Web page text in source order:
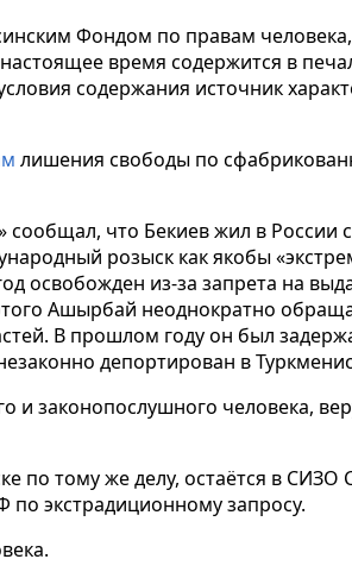
Фондом по правам
время содержится в
содержания источник
лишения свободы по
что Бекиев жил в России с
розыск как якобы
освобожден из-за запрета на
Ашырбай неоднократно
В прошлом году он был
депортирован в
и законопослушного человека,
по тому же делу, остаётся в СИЗО
экстрадиционному запросу.